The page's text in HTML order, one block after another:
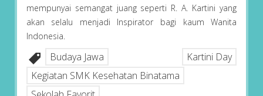
mempunyai semangat juang seperti R. A. Kartini yang
akan selalu menjadi Inspirator bagi kaum Wanita
Indonesia.
Budaya Jawa
Kartini Day
Kegiatan SMK Kesehatan Binatama